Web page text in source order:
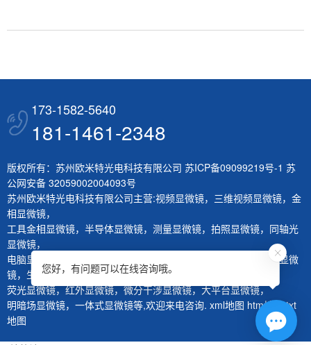
173-1582-5640
181-1461-2348
版权所有：苏州欧米特光电科技有限公司 苏ICP备09099219号-1 苏
公网安备 32059002004093号
苏州欧米特光电科技有限公司主营:视频显微镜， 三维视频显微镜， 金
相显微镜，
工具金相显微镜， 半导体显微镜， 测量显微镜， 拍照显微镜， 同轴光
显微镜，
电脑显微镜
体视显微
镜， 生物显微镜，
荧光显微镜，红外显微镜，微分干涉显微镜，大平台显微镜，
明暗场显微镜， 一体式显微镜等,欢迎来电咨询. xml地图 htm地图 txt
地图
您好，有问题可以在线咨询哦。